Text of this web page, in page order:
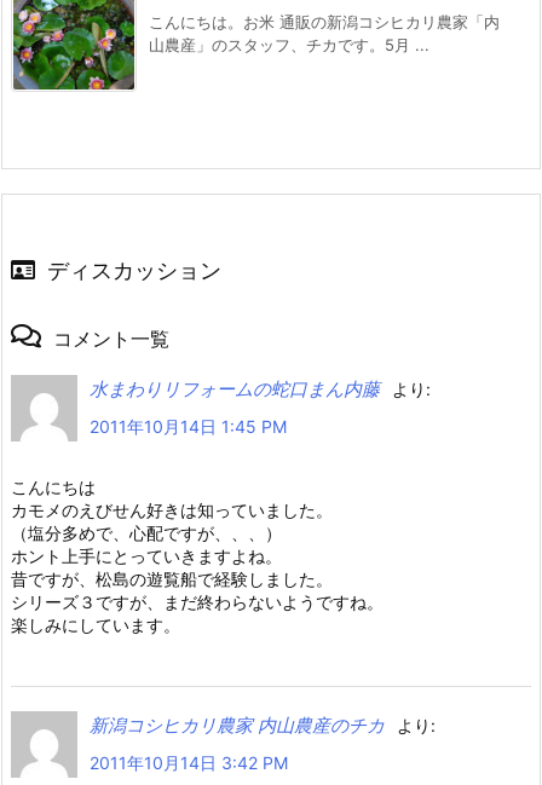
こんにちは。お米 通販の新潟コシヒカリ農家「内
山農産」のスタッフ、チカです。5月 ...
ディスカッション
コメント一覧
水まわりリフォームの蛇口まん内藤
より:
2011年10月14日 1:45 PM
こんにちは
カモメのえびせん好きは知っていました。
（塩分多めで、心配ですが、、、）
ホント上手にとっていきますよね。
昔ですが、松島の遊覧船で経験しました。
シリーズ３ですが、まだ終わらないようですね。
楽しみにしています。
新潟コシヒカリ農家 内山農産のチカ
より:
2011年10月14日 3:42 PM